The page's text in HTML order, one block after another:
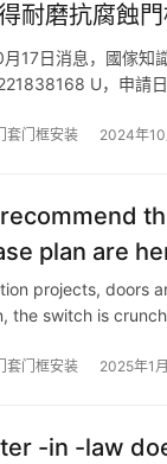
耐磨抗腐蝕
17日消息，國傢知
U，申請
套门框安装 2024年10
plan are
projects, doors
the switch is
套门框安装 2025年1
-in -law